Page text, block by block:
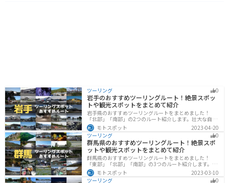
ツーリング 0
岩手のおすすめツーリングルート！絶景スポッ
トや観光スポットをまとめて紹介
岩手県のおすすめツーリングルートをまとめました！
「北部」「南部」の2つのルート紹介します。壮大な自然
や歴史的な観光スポットが多く存在するので楽しめま
す。バイクで岩手県にツーリングに行く際は参考にして
ください。
モトスポット
2023-04-20
ツーリング
0
群馬県のおすすめツーリングルート！絶景スポ
ットや観光スポットをまとめて紹介
群馬県のおすすめツーリングルートをまとめました！
「東部」「北部」「南部」の3つのルート紹介します。草
津温泉や伊香保温泉など全国でも有名な温泉や豊かな自
然を満喫するツーリングができます。バイクで群馬県に
モトスポット
2023-03-10
ツーリング
0